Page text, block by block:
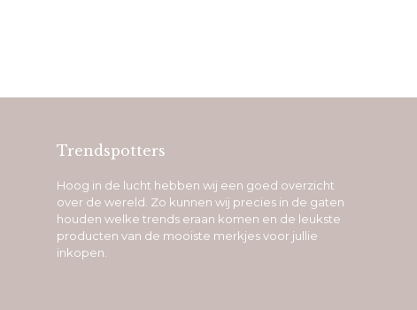
Trendspotters
Hoog in de lucht hebben wij een goed overzicht
over de wereld. Zo kunnen wij precies in de gaten
houden welke trends eraan komen en de leukste
producten van de mooiste merkjes voor jullie
inkopen.